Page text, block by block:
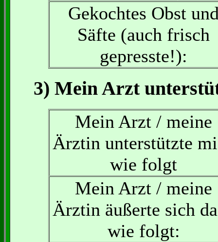
Gekochtes Obst
Säfte (auch frisch
gepresste!):
3) Mein Arzt
Mein Arzt / meine
Ärztin unterstützte
wie folgt
Mein Arzt / meine
Ärztin äußerte sich
wie folgt: